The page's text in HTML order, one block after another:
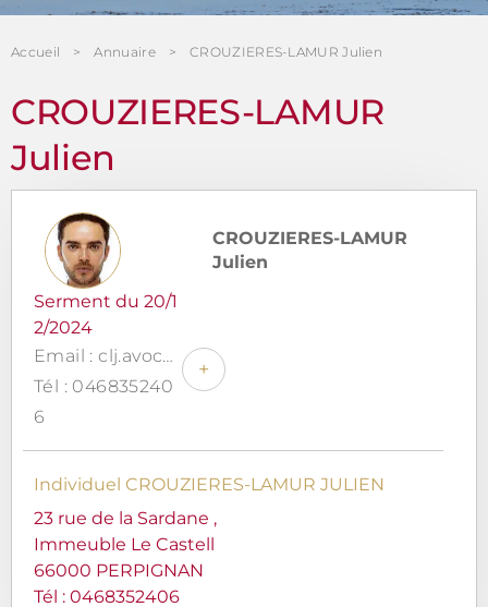
Accueil Annuaire CROUZIERES-LAMUR Julien
CROUZIERES-LAMUR
Julien
CROUZIERES-LAMUR
Julien
Serment du 20/1
2/2024
Email : clj.avocat@gmail.com
Tél : 046835240
6
+
Individuel CROUZIERES-LAMUR JULIEN
23 rue de la Sardane ,
Immeuble Le Castell
66000 PERPIGNAN
Tél : 0468352406